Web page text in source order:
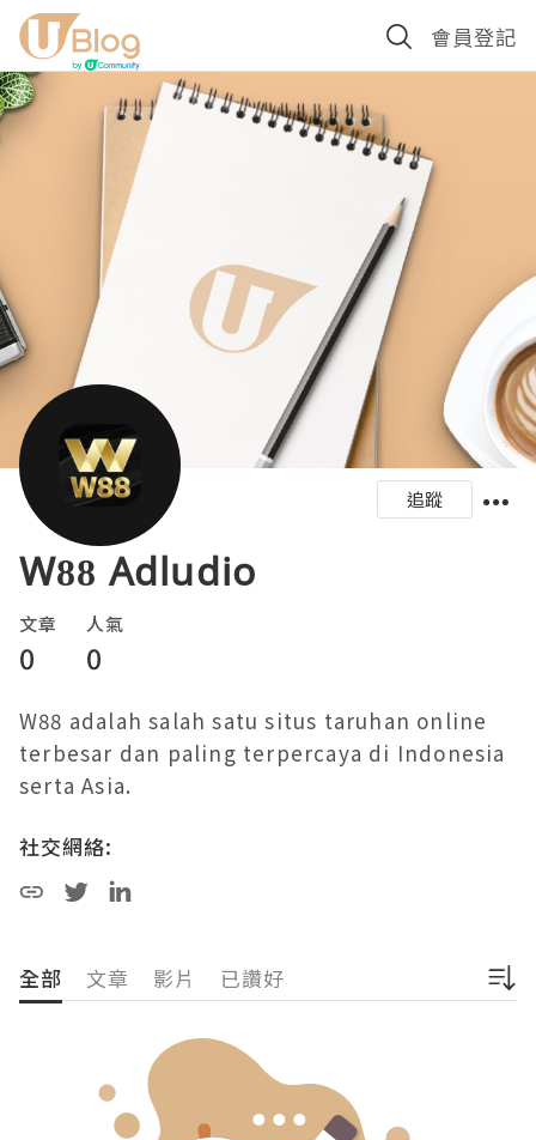
會員登記
追蹤
W88 Adludio
文章
0
人氣
0
W88 adalah salah satu situs taruhan online
terbesar dan paling terpercaya di Indonesia
serta Asia.
社交網絡:
全部 文章 影片 已讚好